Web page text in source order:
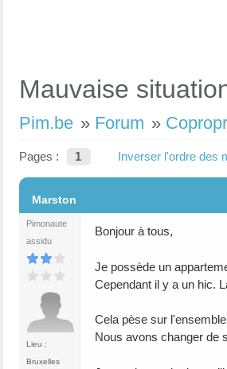
Mauvaise
Pim.be » Forum »
Pages : 1 Inverser l'ordre des
Marston
Pimonaute
assidu
Lieu :
Bruxelles
Bonjour à tous,
Je possède un
Cependant il y a un hic.
Cela pèse sur
Nous avons changer de